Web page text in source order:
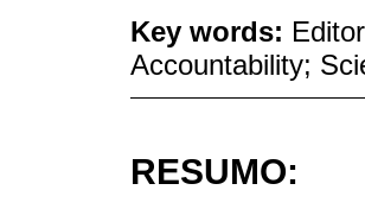
Key words:
Accountability;
RESUMO: